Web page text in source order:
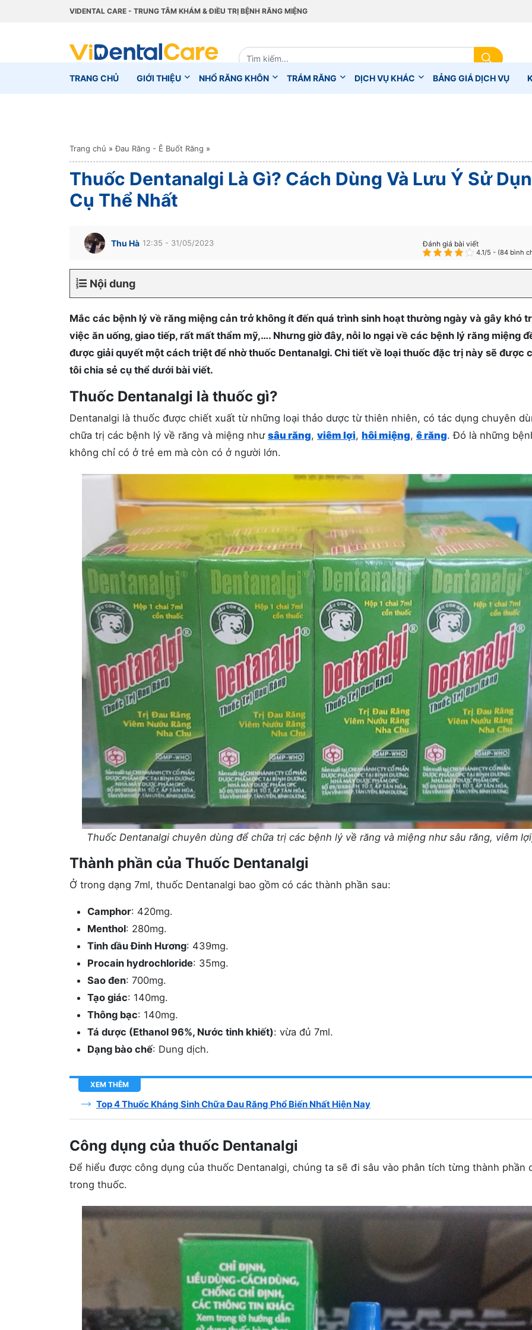
VIDENTAL CARE - TRUNG TÂM KHÁM & ĐIỀU TRỊ BỆNH RĂNG MIỆNG
TRANG CHỦ GIỚI THIỆU NHỔ RĂNG KHÔN TRÁM RĂNG DỊCH VỤ KHÁC BẢNG GIÁ DỊCH VỤ
Trang chủ »Đau Răng - Ê Buốt Răng »
Thuốc Dentanalgi Là Gì? Cách Dùng Và Lưu Ý Sử
Cụ Thể Nhất
Thu Hà 12:35 - 31/05/2023 Đánh giá bài viết
4.1/5 - (84 bình
Nội dung
Mắc các bệnh lý về răng miệng cản trở không ít đến quá trình sinh hoạt thường ngày và gây khó
việc ăn uống, giao tiếp, rất mất thẩm mỹ,…. Nhưng giờ đây, nỗi lo ngại về các bệnh lý răng miệng
được giải quyết một cách triệt để nhờ thuốc Dentanalgi. Chi tiết về loại thuốc đặc trị này sẽ được
tôi chia sẻ cụ thể dưới bài viết.
Thuốc Dentanalgi là thuốc gì?
Dentanalgi là thuốc được chiết xuất từ những loại thảo dược từ thiên nhiên, có tác dụng chuyên
chữa trị các bệnh lý về răng và miệng như sâu răng, viêm lợi, hôi miệng, ê răng. Đó là những
không chỉ có ở trẻ em mà còn có ở người lớn.
Thuốc Dentanalgi chuyên dùng để chữa trị các bệnh lý về răng và miệng như sâu răng, viêm
Thành phần của Thuốc Dentanalgi
Ở trong dạng 7ml, thuốc Dentanalgi bao gồm có các thành phần sau:
Camphor: 420mg.
Menthol: 280mg.
Tinh dầu Đinh Hương: 439mg.
Procain hydrochloride: 35mg.
Sao đen: 700mg.
Tạo giác: 140mg.
Thông bạc: 140mg.
Tá dược (Ethanol 96%, Nước tinh khiết): vừa đủ 7ml.
Dạng bào chế: Dung dịch.
XEM THÊM
Top 4 Thuốc Kháng Sinh Chữa Đau Răng Phổ Biến Nhất Hiện Nay
Công dụng của thuốc Dentanalgi
Để hiểu được công dụng của thuốc Dentanalgi, chúng ta sẽ đi sâu vào phân tích từng thành phần
trong thuốc.